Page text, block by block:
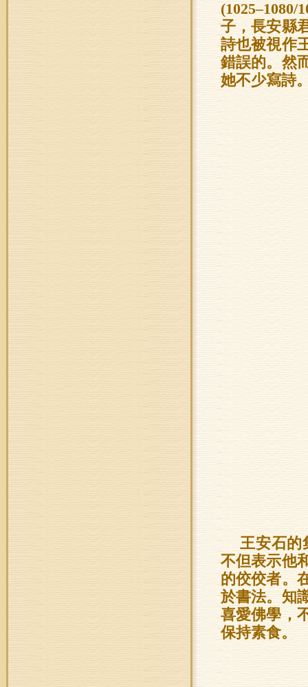
子，長安縣
詩也被視作
錯誤的。然
她不少寫詩
王安石的
不但表示他
的佼佼者。
於書法。知
喜愛佛學，
保持素食。